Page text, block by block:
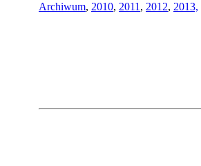
Archiwum, 2010, 2011 , 2012, 2013,